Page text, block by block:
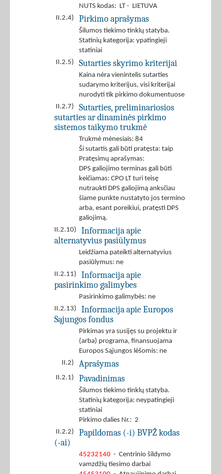
NUTS kodas: LT - LIETUVA
II.2.4)
Pirkimo aprašymas
Šilumos tiekimo tinklų statyba.
Statinių kategorija: ypatingieji
statiniai
II.2.5)
Sutarties skyrimo kriterijai
Kaina nėra vienintelis sutarties
sudarymo kriterijus, visi kriterijai
nurodyti tik pirkimo dokumentuose
II.2.7)
Sutarties, preliminariosios
sutarties ar dinaminės pirkimo
sistemos taikymo trukmė
Trukmė mėnesiais: 84
Ši sutartis gali būti pratęsta: taip
Pratęsimų aprašymas:
DPS galiojimo terminas gali būti
keičiamas: CPO LT turi teisę
nutraukti DPS galiojimą anksčiau
šiame punkte nustatyto jos termino
arba, esant poreikiui, pratęsti DPS
galiojimą.
II.2.10)
Informacija apie
alternatyvius pasiūlymus
Leidžiama pateikti alternatyvius
pasiūlymus: ne
II.2.11)
Informacija apie
pasirinkimo galimybes
Pasirinkimo galimybės: ne
II.2.13)
Informacija apie Europos
Sąjungos fondus
Pirkimas yra susijęs su projektu ir
(arba) programa, finansuojama
Europos Sąjungos lėšomis: ne
II.2)
Aprašymas
II.2.1) Pavadinimas
Šilumos tiekimo tinklų statyba.
Statinių kategorija: neypatingieji
statiniai
Pirkimo dalies Nr.: 2
II.2.2)
Papildomas (-i) BVPŽ kodas
(-ai)
45232140 - Centrinio šildymo
vamzdžių tiesimo darbai